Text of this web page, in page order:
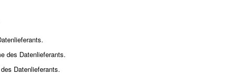
des Datenlieferants.
Datenlieferants.